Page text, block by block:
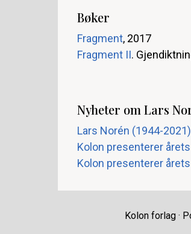
Bøker
Fragment, 2017
Fragment II.
Nyheter om Lars
Lars Norén (1944-2021)
Kolon presenterer
Kolon presenterer
Kolon forlag ·